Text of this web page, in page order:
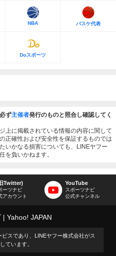
NBA バスケ代表
Doスポーツ
ず主催者発行のものと照合し確認してく
上に掲載されている情報の内容に関して
正確性および安全性を保証するものでは
いかなる損害についても、LINEヤフー
を負いかねます。
Twitter)
ーツナビ
アカウント
YouTube
スポーツナビ
公式チャンネル
Yahoo! JAPAN
スであり、LINEヤフー株式会社がス
ています。